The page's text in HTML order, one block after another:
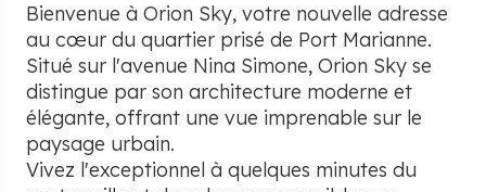
Bienvenue à Orion Sky, votre nouvelle adresse
au cœur du quartier prisé de Port Marianne.
Situé sur l'avenue Nina Simone, Orion Sky se
distingue par son architecture moderne et
élégante, offrant une vue imprenable sur le
paysage urbain.
Vivez l'exceptionnel à quelques minutes du